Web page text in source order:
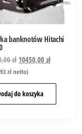
banknotów Hitachi
zł 10450,00zł
złnetto)
do koszyka